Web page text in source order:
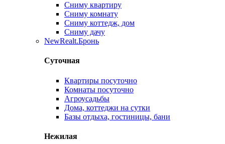
Сниму квартиру
Сниму комнату
Сниму коттедж, дом
Сниму дачу
NewRealt.Бронь
Суточная
Квартиры посуточно
Комнаты посуточно
Агроусадьбы
Дома, коттеджи на сутки
Базы отдыха, гостиницы, бани
Нежилая